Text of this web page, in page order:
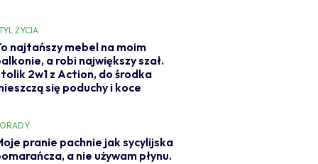
ŻYCIA
najtańszy mebel na moim
a robi największy szał.
2w1 z Action, do środka
się poduchy i koce
pranie pachnie jak sycylijska
a nie używam płynu.